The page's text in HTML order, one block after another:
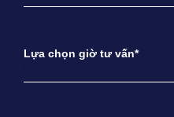
Lựa chọn giờ tư vấn*